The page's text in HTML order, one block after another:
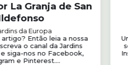
La Granja de San
da Europa
Então leia a nossa
o canal da Jardins
siga-nos no Facebook,
e Pinterest....